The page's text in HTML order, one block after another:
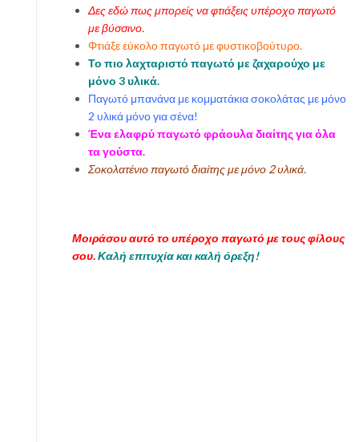
Δες εδώ πως μπορείς να φτιάξεις υπέροχο παγωτό
με βύσσινο.
Φτιάξε εύκολο παγωτό με φυστικοβούτυρο.
Το πιο λαχταριστό παγωτό με ζαχαρούχο με
μόνο 3 υλικά.
Παγωτό μπανάνα με κομματάκια σοκολάτας με μόνο
2 υλικά μόνο για σένα!
Ένα ελαφρύ παγωτό φράουλα διαίτης για όλα
τα γούστα.
Σοκολατένιο παγωτό διαίτης με μόνο 2 υλικά.
Μοιράσου αυτό το υπέροχο παγωτό με τους φίλους
σου.Καλή επιτυχία και καλή όρεξη!